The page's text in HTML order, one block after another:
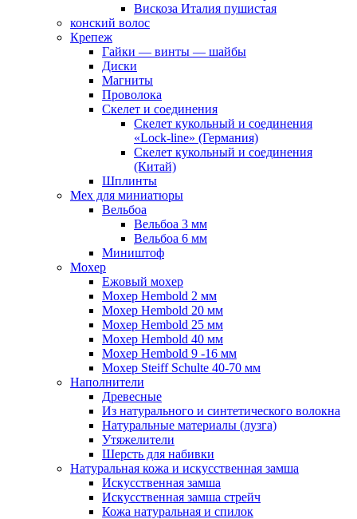
Вискоза Италия пушистая
конский волос
Крепеж
Гайки — винты — шайбы
Диски
Магниты
Проволока
Скелет и соединения
Скелет кукольный и соединения
«Lock-line» (Германия)
Скелет кукольный и соединения
(Китай)
Шплинты
Мех для миниатюры
Вельбоа
Вельбоа 3 мм
Вельбоа 6 мм
Миништоф
Мохер
Ежовый мохер
Мохер Hembold 2 мм
Мохер Hembold 20 мм
Мохер Hembold 25 мм
Мохер Hembold 40 мм
Мохер Hembold 9 -16 мм
Мохер Steiff Schulte 40-70 мм
Наполнители
Древесные
Из натурального и синтетического волокна
Натуральные материалы (лузга)
Утяжелители
Шерсть для набивки
Натуральная кожа и искусственная замша
Искусственная замша
Искусственная замша стрейч
Кожа натуральная и спилок